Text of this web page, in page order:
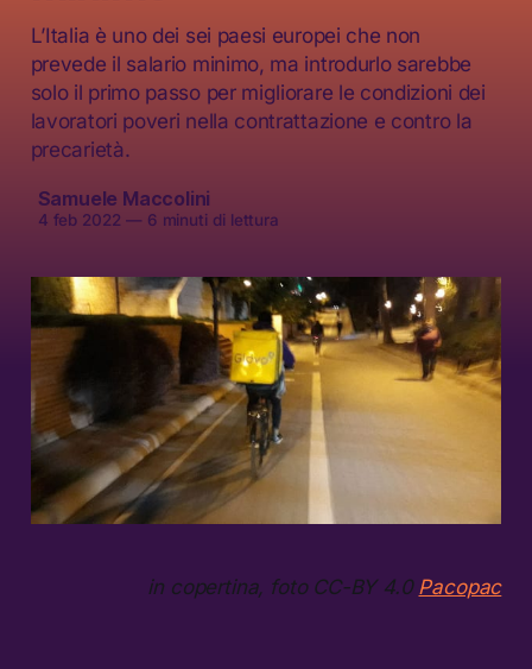
L’Italia è uno dei sei paesi europei che non
prevede il salario minimo, ma introdurlo sarebbe
solo il primo passo per migliorare le condizioni dei
lavoratori poveri nella contrattazione e contro la
precarietà.
Samuele Maccolini
4 feb 2022 — 6 minuti di lettura
in copertina, foto CC-BY 4.0 Pacopac